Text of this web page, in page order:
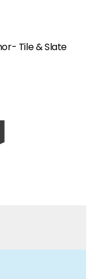
in de
Dan ben je hier
product-
u die hier.
Tile & Slate